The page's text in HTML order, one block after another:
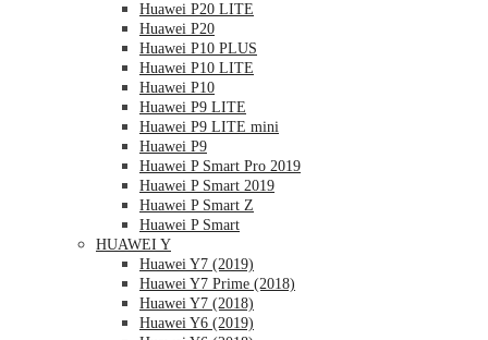
Huawei P20 LITE
Huawei P20
Huawei P10 PLUS
Huawei P10 LITE
Huawei P10
Huawei P9 LITE
Huawei P9 LITE mini
Huawei P9
Huawei P Smart Pro 2019
Huawei P Smart 2019
Huawei P Smart Z
Huawei P Smart
HUAWEI Y
Huawei Y7 (2019)
Huawei Y7 Prime (2018)
Huawei Y7 (2018)
Huawei Y6 (2019)